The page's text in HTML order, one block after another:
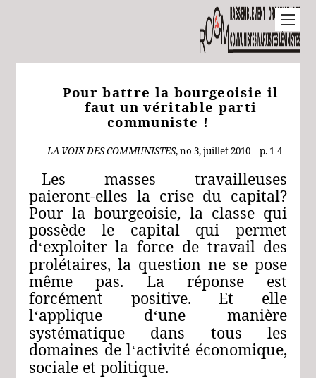
Pour battre la bourgeoisie il
faut un véritable parti
communiste !
LA VOIXDESCOMMUNISTES, no 3,juillet 2010 – p. 1-4
Les masses travailleuses
paieront-elles la crise du capital?
Pour la bourgeoisie, la classe qui
possède le capital qui permet
d‘exploiter la force de travail des
prolétaires, la question ne se pose
même pas. La réponse est
forcément positive. Et elle
l‘applique d‘une manière
systématique dans tous les
domaines de l‘activité économique,
sociale et politique.